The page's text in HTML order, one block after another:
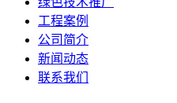
工程案例
公司简介
新闻动态
联系我们